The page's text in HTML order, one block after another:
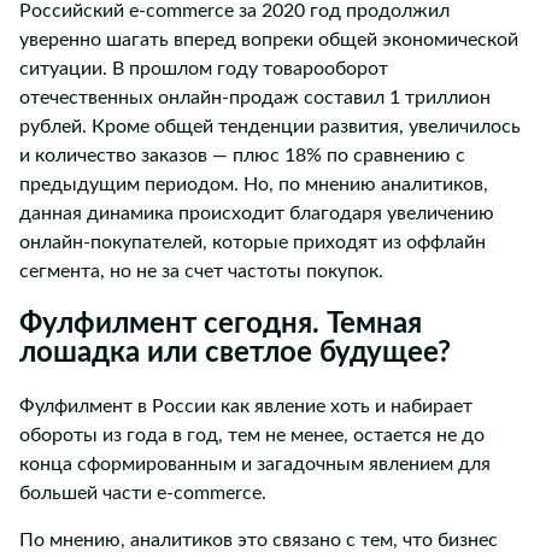
Российский e-commerce за 2020 год продолжил
уверенно шагать вперед вопреки общей экономической
ситуации. В прошлом году товарооборот
отечественных онлайн-продаж составил 1 триллион
рублей. Кроме общей тенденции развития, увеличилось
и количество заказов — плюс 18% по сравнению с
предыдущим периодом. Но, по мнению аналитиков,
данная динамика происходит благодаря увеличению
онлайн-покупателей, которые приходят из оффлайн
сегмента, но не за счет частоты покупок.
Фулфилмент сегодня. Темная
лошадка или светлое будущее?
Фулфилмент в России как явление хоть и набирает
обороты из года в год, тем не менее, остается не до
конца сформированным и загадочным явлением для
большей части e-commerce.
По мнению, аналитиков это связано с тем, что бизнес